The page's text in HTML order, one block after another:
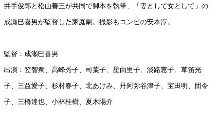
井手俊郎と松山善三が共同で脚本を執筆、「妻として女として」の
成瀬巳喜男が監督した家庭劇。撮影もコンビの安本淳。
監督：成瀬巳喜男
出演：笠智衆、高峰秀子、司葉子、星由里子、淡路恵子、草笛光
子、三益愛子、杉村春子、北あけみ、丹阿弥谷津子、宝田明、団令
子、三橋達也、小林桂樹、夏木陽介